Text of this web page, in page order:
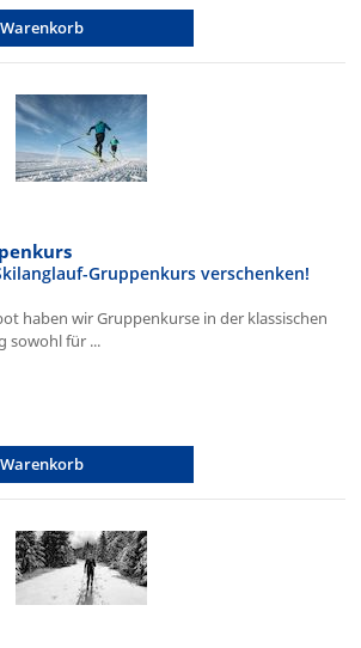
Gruppenkurs verschenken!
haben wir Gruppenkurse in der klassischen
sowohl für ...